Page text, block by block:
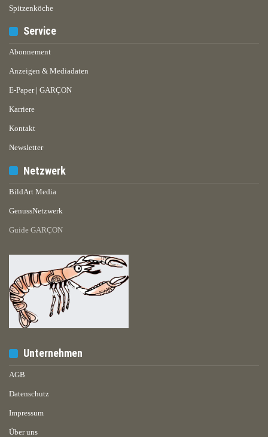
Spitzenköche
Service
Abonnement
Anzeigen & Mediadaten
E-Paper | GARÇON
Karriere
Kontakt
Newsletter
Netzwerk
BildArt Media
GenussNetzwerk
Guide GARÇON
Unternehmen
AGB
Datenschutz
Impressum
Über uns